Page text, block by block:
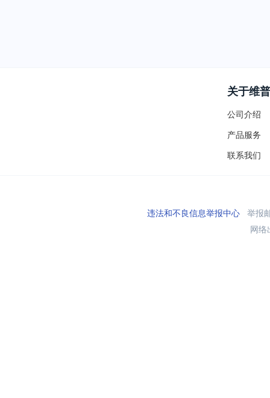
关于维普
公司介绍
产品服务
联系我们
违法和不良信息举报中心举报
网